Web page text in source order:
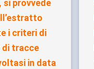
si provvede
i criteri di
di tracce
in data